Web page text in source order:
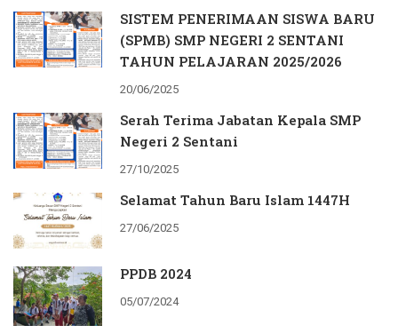
SISTEM PENERIMAAN SISWA BARU
(SPMB) SMP NEGERI 2 SENTANI
TAHUN PELAJARAN 2025/2026
20/06/2025
Serah Terima Jabatan Kepala SMP
Negeri 2 Sentani
27/10/2025
Selamat Tahun Baru Islam 1447H
27/06/2025
PPDB 2024
05/07/2024